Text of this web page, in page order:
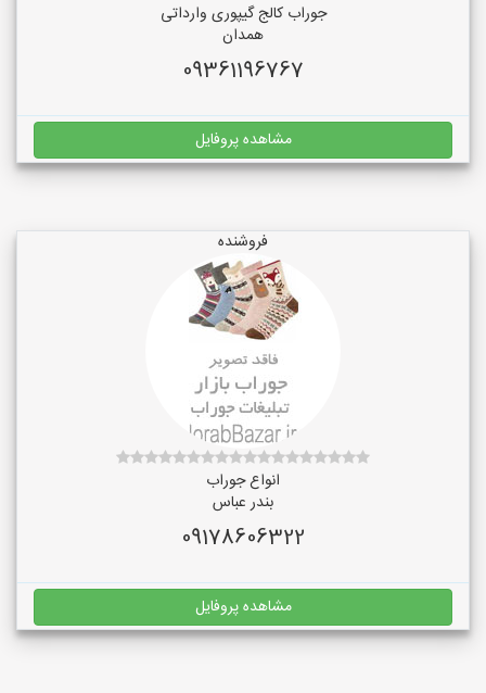
جوراب کالج گیپوری وارداتی
همدان
09361196767
مشاهده پروفایل
فروشنده
انواع جوراب
بندر عباس
09178606322
مشاهده پروفایل